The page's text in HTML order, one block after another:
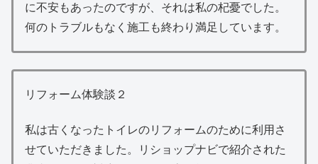
に不安もあったのですが、それは私の杞憂でした。
何のトラブルもなく施工も終わり満足しています。
リフォーム体験談２
私は古くなったトイレのリフォームのために利用さ
せていただきました。リショップナビで紹介された